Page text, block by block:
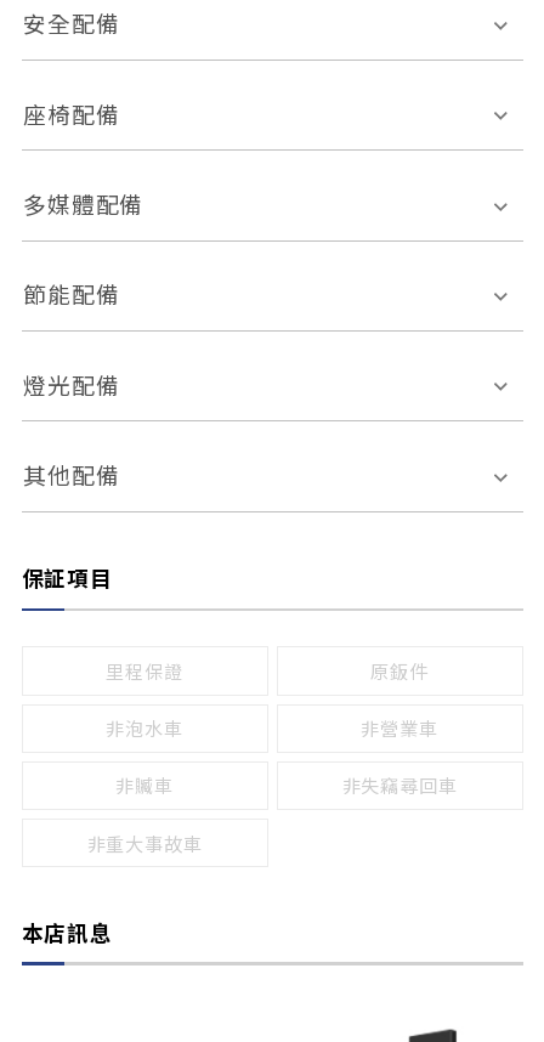
後視鏡方向指示燈
多功能方向盤
恆溫空調
安全配備
前座正面氣囊
ABS防鎖死
車道偏離警示
自動停車系統 盲點偵測系統
倒車雷達
座椅配備
皮椅
無
有
多媒體配備
外部音源接入
節能配備
引擎啟閉系統
燈光配備
感應頭燈
頭燈光源
其他配備
保証項目
里程保證 原鈑件
非泡水車 非營業車
非贓車 非失竊尋回車
非重大事故車
本店訊息